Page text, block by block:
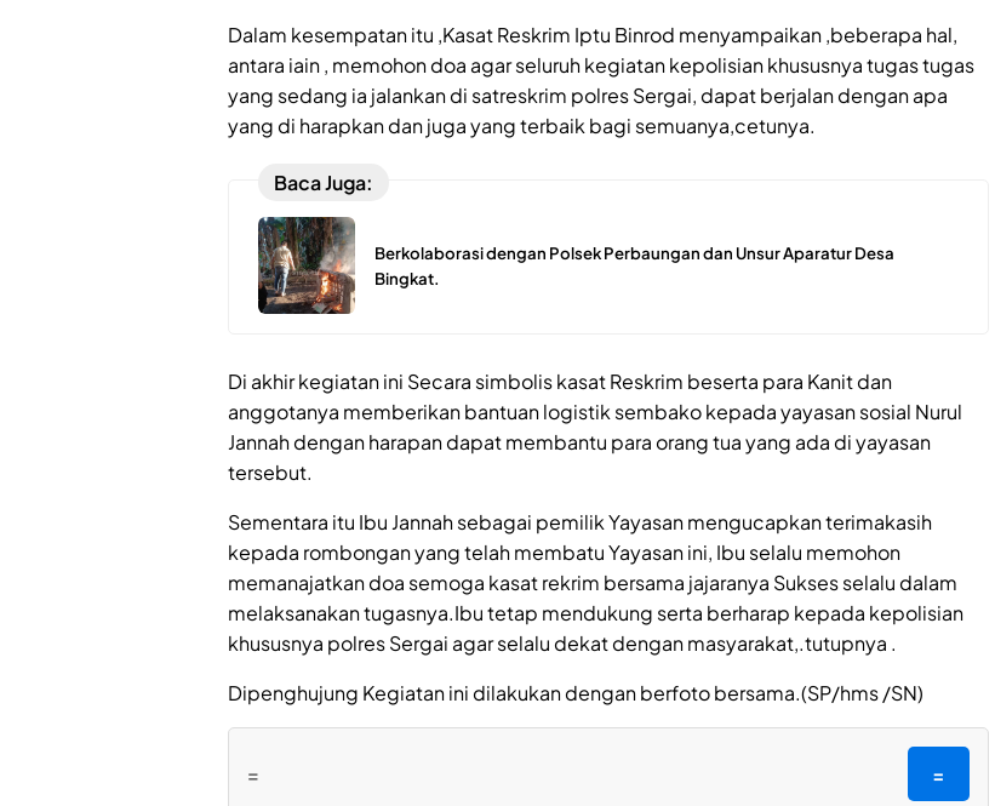
Dalam kesempatan itu ,Kasat Reskrim Iptu Binrod menyampaikan ,beberapa hal,
antara iain , memohon doa agar seluruh kegiatan kepolisian khususnya tugas tugas
yang sedang ia jalankan di satreskrim polres Sergai, dapat berjalan dengan apa
yang di harapkan dan juga yang terbaik bagi semuanya,cetunya.
Baca Juga:
Berkolaborasi dengan Polsek Perbaungan dan Unsur Aparatur Desa
Bingkat.
Di akhir kegiatan ini Secara simbolis kasat Reskrim beserta para Kanit dan
anggotanya memberikan bantuan logistik sembako kepada yayasan sosial Nurul
Jannah dengan harapan dapat membantu para orang tua yang ada di yayasan
tersebut.
Sementara itu Ibu Jannah sebagai pemilik Yayasan mengucapkan terimakasih
kepada rombongan yang telah membatu Yayasan ini, Ibu selalu memohon
memanajatkan doa semoga kasat rekrim bersama jajaranya Sukses selalu dalam
melaksanakan tugasnya.Ibu tetap mendukung serta berharap kepada kepolisian
khususnya polres Sergai agar selalu dekat dengan masyarakat,.tutupnya .
Dipenghujung Kegiatan ini dilakukan dengan berfoto bersama.(SP/hms /SN)
= =